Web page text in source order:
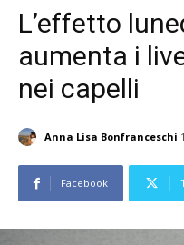
L’effetto
aumenta i
nei capelli
Anna Lisa Bonfranceschi
Facebook